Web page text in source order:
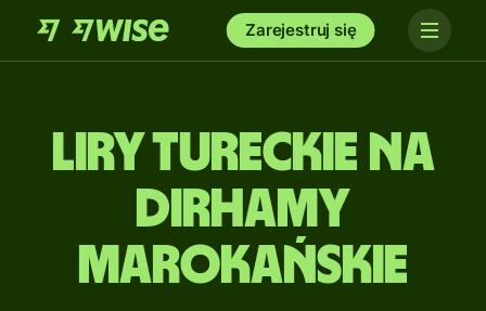
Zarejestruj się
Liry tureckie na
Dirhamy
marokańskie